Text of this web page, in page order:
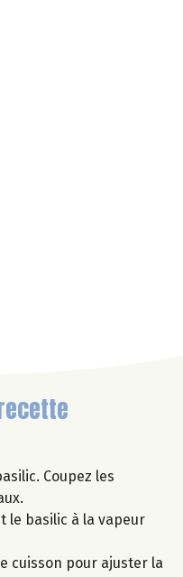
Coupez les
le basilic à la vapeur
cuisson pour ajuster la